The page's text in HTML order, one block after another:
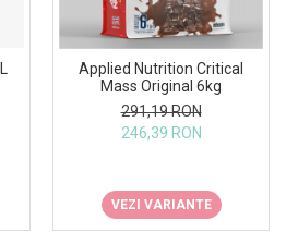
Applied Nutrition Critical
Mass Original 6kg
291,19 RON
246,39 RON
VEZI VARIANTE